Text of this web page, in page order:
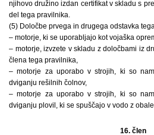
njihovo družino izdan certifikat v skladu s
del tega pravilnika.
(5) Določbe prvega in drugega odstavka
– motorje, ki se uporabljajo kot vojaška
– motorje, izvzete v skladu z določbami iz
člena tega pravilnika,
– motorje za uporabo v strojih, ki so
dviganju rešilnih čolnov,
– motorje za uporabo v strojih, ki so
dviganju plovil, ki se spuščajo v vodo z
16. člen